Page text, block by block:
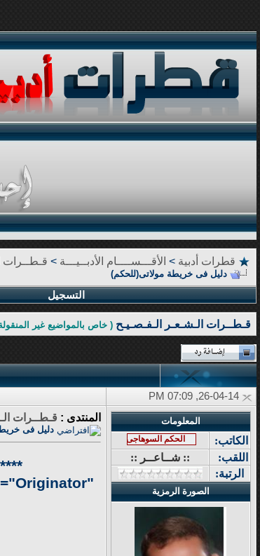
قطرات أدبية > الأقـــســــام الأدبــيـــة > قـطــرات
دليل فى خريطة مولاتى(للحكم)
التسجيل
قـطــرات الـشـعـر الـفـصـيـح ( خاص بالمواضيع غير
المعلومات
الكاتب: الحكم السوهاجى
اللقب:
:: شــاعــر ::
الرتبة:
الصورة الرمزية
المنتدى : قـطــرات
دليل فى